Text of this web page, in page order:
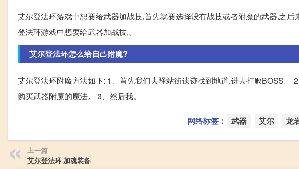
艾尔登法环游戏中想要给武器加战技,首先就要选择没有战技或者附魔的武器,之
登法环游戏中想要给武器加战技,。
艾尔登法环怎么给自己附魔?
艾尔登法环附魔方法如下: 1、首先我们去驿站街遗迹找到地道,进去打败BOSS。
购买武器附魔的魔法。 3、然后我。
网络标签： 武器 艾尔 龙
上一篇
艾尔登法环 加魂装备